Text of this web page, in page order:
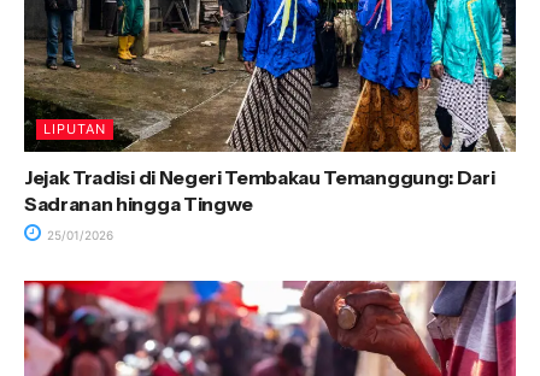
LIPUTAN
Jejak Tradisi di Negeri Tembakau Temanggung: Dari
Sadranan hingga Tingwe
25/01/2026